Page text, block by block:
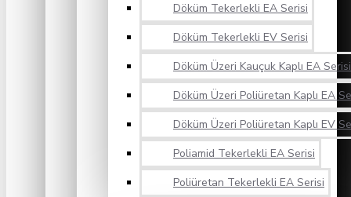
Döküm Tekerlekli EA Serisi
Döküm Tekerlekli EV Serisi
Döküm Üzeri Kauçuk Kaplı EA Serisi
Döküm Üzeri Poliüretan Kaplı EA
Döküm Üzeri Poliüretan Kaplı EV
Poliamid Tekerlekli EA Serisi
Poliüretan Tekerlekli EA Serisi